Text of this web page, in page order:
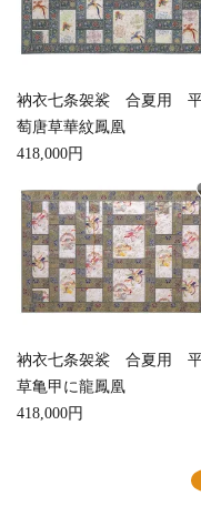
衲衣七条袈裟 合夏用
萄唐草華紋鳳凰
418,000円
衲衣七条袈裟 合夏用
草亀甲に龍鳳凰
418,000円